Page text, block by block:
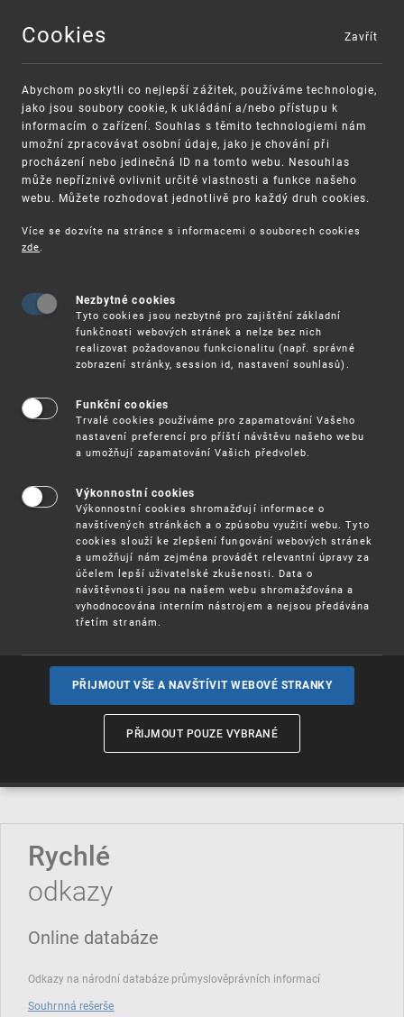
MENU
VAROVÁNÍ
Finanční podpora
Vynálezy / Patenty
Užitnévzory
Ochrannéznámky
Označení původua zeměpisná
Rychlé
odkazy
Online databáze
Odkazy na národní databáze průmyslověprávních informací
Souhrnná rešerše
Cookies
Abychom poskytli co nejlepší zážitek, používáme technologie,
jako jsou soubory cookie, k ukládání a/nebo přístupu k
informacím o zařízení. Souhlas s těmito technologiemi nám
umožní zpracovávat osobní údaje, jako je chování při
procházení nebo jedinečná ID na tomto webu. Nesouhlas
může nepříznivě ovlivnit určité vlastnosti a funkce našeho
webu. Můžete rozhodovat jednotlivě pro každý druh cookies.
Více se dozvíte na stránce s informacemi o souborech cookies
zde.
Nezbytné cookies
Tyto cookies jsou nezbytné pro zajištění základní
funkčnosti webových stránek a nelze bez nich
realizovat požadovanou funkcionalitu (např. správné
zobrazení stránky, session id, nastavení souhlasů).
Funkční cookies
Trvalé cookies používáme pro zapamatování Vašeho
nastavení preferencí pro příští návštěvu našeho webu
a umožňují zapamatování Vašich předvoleb.
Výkonnostní cookies
Výkonnostní cookies shromažďují informace o
navštívených stránkách a o způsobu využití webu. Tyto
cookies slouží ke zlepšení fungování webových stránek
a umožňují nám zejména provádět relevantní úpravy za
účelem lepší uživatelské zkušenosti. Data o
návštěvnosti jsou na našem webu shromažďována a
vyhodnocována interním nástrojem a nejsou předávána
třetím stranám.
PŘIJMOUT VŠE A NAVŠTÍVIT WEBOVÉ STRANKY
PŘIJMOUT POUZE VYBRANÉ
Zavřít